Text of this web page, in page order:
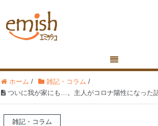
ホーム / 雑記・コラム /
ついに我が家にも…。主人がコロナ陽性になった
雑記・コラム